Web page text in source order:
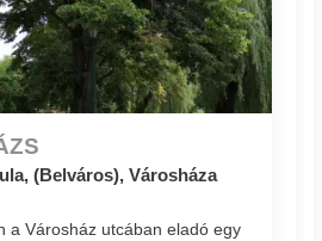
(Belváros), Városháza
a Városház utcában eladó egy